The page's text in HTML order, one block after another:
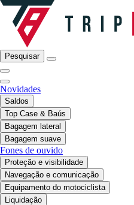
Pesquisar
Novidades
Saldos
Top Case & Baús
Bagagem lateral
Bagagem suave
Fones de ouvido
Proteção e visibilidade
Navegação e comunicação
Equipamento do motociclista
Liquidação